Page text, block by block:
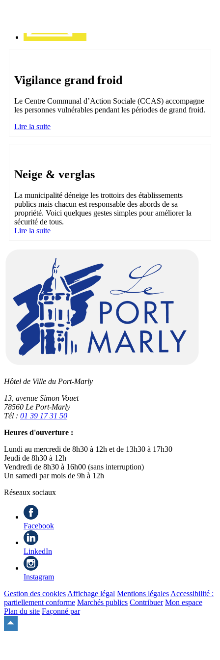
Vigilance grand froid
Le Centre Communal d’Action Sociale (CCAS) accompagne
les personnes vulnérables pendant les périodes de grand froid.
Lire la suite
Neige & verglas
La municipalité déneige les trottoirs des établissements
publics mais chacun est responsable des abords de sa
propriété. Voici quelques gestes simples pour améliorer la
sécurité de tous.
Lire la suite
Hôtel de Ville du Port-Marly
13, avenue Simon Vouet
78560 Le Port-Marly
Tél : 01 39 17 31 50
Heures d'ouverture :
Lundi au mercredi de 8h30 à 12h et de 13h30 à 17h30
Jeudi de 8h30 à 12h
Vendredi de 8h30 à 16h00 (sans interruption)
Un samedi par mois de 9h à 12h
Réseaux sociaux
Facebook
LinkedIn
Instagram
Gestion des cookies Affichage légal Mentions légales Accessibilité :
partiellement conforme Marchés publics Contribuer Mon espace
Plan du site Façonné par